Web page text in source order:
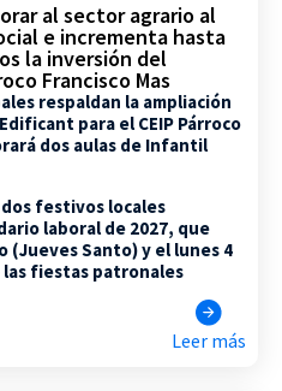
al sector agrario al
e incrementa hasta
la inversión del
Francisco Mas
respaldan la ampliación
para el CEIP Párroco
dos aulas de Infantil
dos festivos locales
laboral de 2027, que
(Jueves Santo) y el lunes 4
fiestas patronales
Leer más